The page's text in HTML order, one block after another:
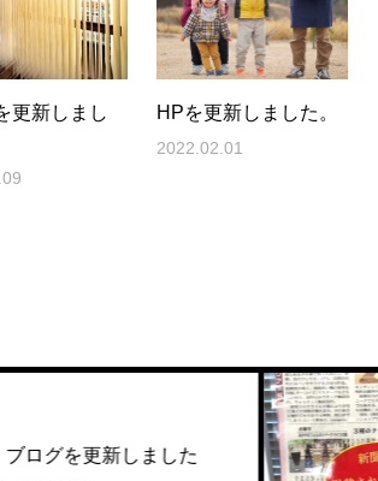
更新しまし
HPを更新しました。
2022.02.01
しました